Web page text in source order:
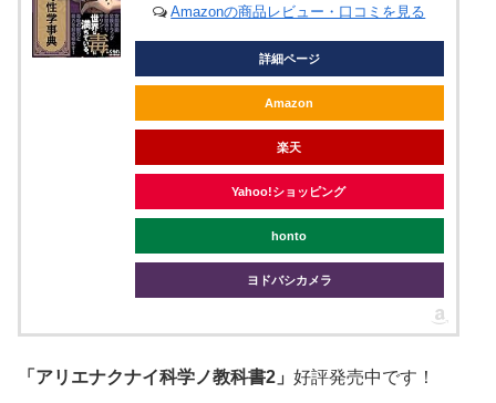
Amazonの商品レビュー・口コミを見る
詳細ページ
Amazon
楽天
Yahoo!ショッピング
honto
ヨドバシカメラ
「アリエナクナイ科学ノ教科書2」 好評発売中です！